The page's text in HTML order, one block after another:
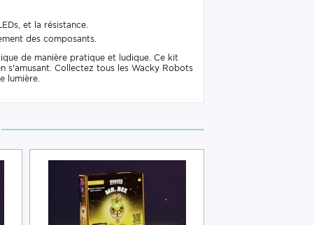
et la résistance.
des composants.
de manière pratique et ludique. Ce kit
s'amusant. Collectez tous les Wacky Robots
lumière.